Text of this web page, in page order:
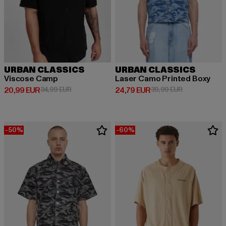
URBAN CLASSICS
Viscose Camp
20,99 EUR
Derzeitiger Preis: 20,99 EUR
34,99 EURAktionspreis: 34,99 EUR
URBAN CLASSICS
Laser Camo Printed Boxy
24,79 EUR
Derzeitiger Preis: 24,79 EUR
39,99 EURAktionspreis:
-50% -60%